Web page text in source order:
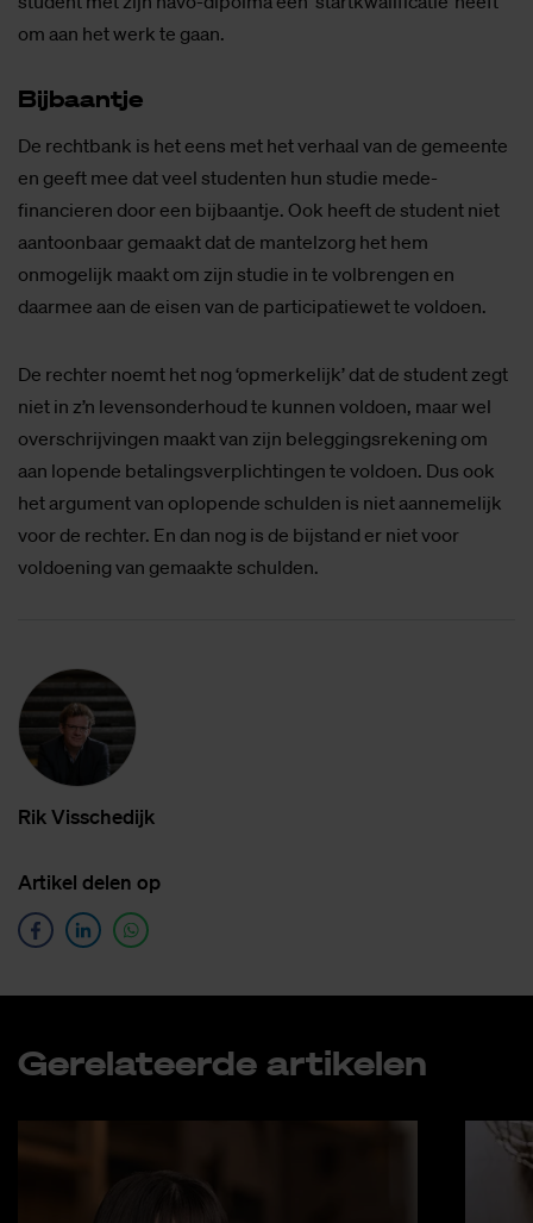
om aan het werk te gaan.
Bij­baan­tje
De rechtbank is het eens met het verhaal van de gemeente
en geeft mee dat veel studenten hun studie mede-
financieren door een bijbaantje. Ook heeft de student niet
aantoonbaar gemaakt dat de mantelzorg het hem
onmogelijk maakt om zijn studie in te volbrengen en
daarmee aan de eisen van de participatiewet te voldoen.
De rechter noemt het nog ‘opmerkelijk’ dat de student zegt
niet in z’n levensonderhoud te kunnen voldoen, maar wel
overschrijvingen maakt van zijn beleggingsrekening om
aan lopende betalingsverplichtingen te voldoen. Dus ook
het argument van oplopende schulden is niet aannemelijk
voor de rechter. En dan nog is de bijstand er niet voor
voldoening van gemaakte schulden.
Rik Vis­sche­dijk
Ar­ti­kel de­len op
Ge­re­la­teer­de ar­ti­ke­len